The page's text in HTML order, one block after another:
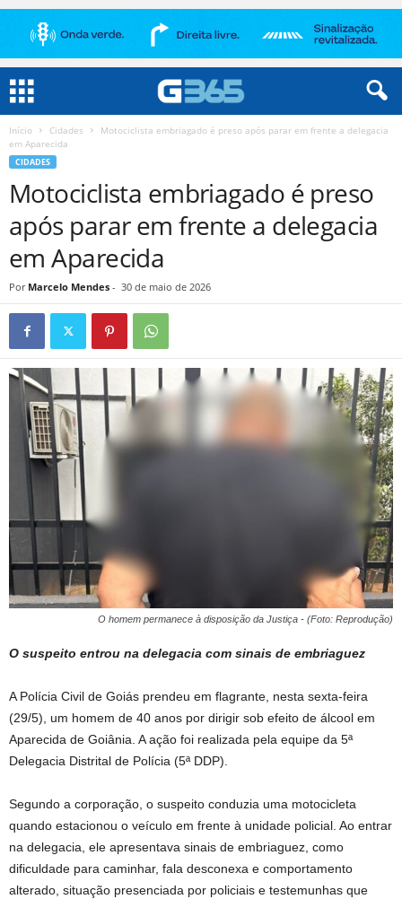
Início Cidades
Motociclista embriagado é preso após parar em frente a delegacia
em Aparecida
CIDADES
Motociclista embriagado é preso
após parar em frente a delegacia
em Aparecida
Por Marcelo Mendes - 30 de maio de 2026
O homem permanece à disposição da Justiça - (Foto: Reprodução)
O suspeito entrou na delegacia com sinais de embriaguez
A Polícia Civil de Goiás prendeu em flagrante, nesta sexta-feira
(29/5), um homem de 40 anos por dirigir sob efeito de álcool em
Aparecida de Goiânia. A ação foi realizada pela equipe da 5ª
Delegacia Distrital de Polícia (5ª DDP).
Segundo a corporação, o suspeito conduzia uma motocicleta
quando estacionou o veículo em frente à unidade policial. Ao entrar
na delegacia, ele apresentava sinais de embriaguez, como
dificuldade para caminhar, fala desconexa e comportamento
alterado, situação presenciada por policiais e testemunhas que